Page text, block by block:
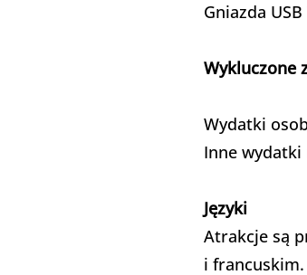
Gniazda
Wykluczone
Wydatki
Inne
Języki
Atrakcje są
i francuskim.